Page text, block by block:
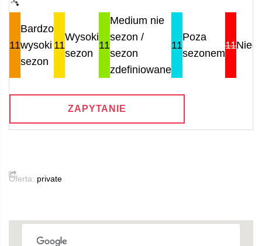
11
Bardzo
wysoki
sezon
11
Wysoki
sezon
11
Medium nie
sezon /
sezon
zdefiniowane
11
Poza
sezonem
11
ZAPYTANIE
Oferta: private